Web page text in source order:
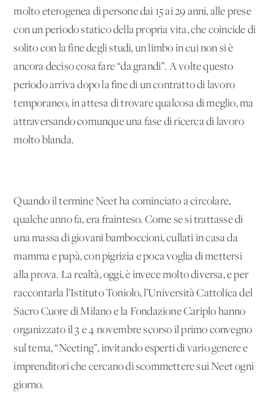
molto eterogenea di persone dai 15 ai 29 anni, alle prese
con un periodo statico della propria vita, che coincide di
solito con la fine degli studi, un limbo in cui non si è
ancora deciso cosa fare “da grandi”. A volte questo
periodo arriva dopo la fine di un contratto di lavoro
temporaneo, in attesa di trovare qualcosa di meglio, ma
attraversando comunque una fase di ricerca di lavoro
molto blanda.
Quando il termine Neet ha cominciato a circolare,
qualche anno fa, era frainteso. Come se si trattasse di
una massa di giovani bamboccioni, cullati in casa da
mamma e papà, con pigrizia e poca voglia di mettersi
alla prova. La realtà, oggi, è invece molto diversa, e per
raccontarla l’Istituto Toniolo, l’Università Cattolica del
Sacro Cuore di Milano e la Fondazione Cariplo hanno
organizzato il 3 e 4 novembre scorso il primo convegno
sul tema, “Neeting”, invitando esperti di vario genere e
imprenditori che cercano di scommettere sui Neet ogni
giorno.